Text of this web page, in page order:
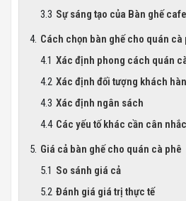
Sự sáng tạo của Bàn ghế
Cách chọn bàn ghế cho quán cà
Xác định phong cách quán
Xác định đối tượng khách
Xác định ngân sách
Các yếu tố khác cần cân nhắc
Giá cả bàn ghế cho quán cà phê
So sánh giá cả
Đánh giá giá trị thực tế